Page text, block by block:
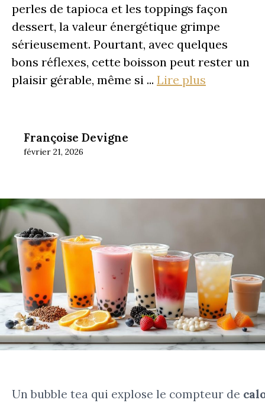
perles de tapioca et les toppings façon
dessert, la valeur énergétique grimpe
sérieusement. Pourtant, avec quelques
bons réflexes, cette boisson peut rester un
plaisir gérable, même si ... Lire plus
Françoise Devigne
février 21, 2026
Un bubble tea qui explose le compteur de